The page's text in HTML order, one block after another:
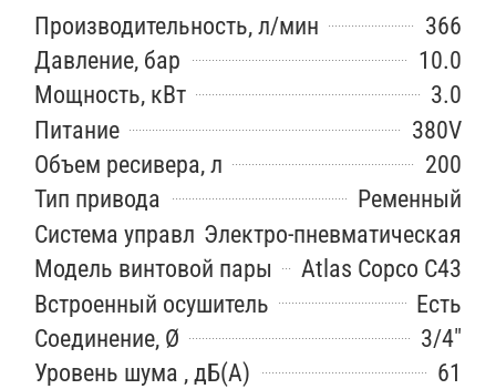
Производительность, л/мин
366
Давление, бар
10.0
Мощность, кВт
3.0
Питание
380V
Объем ресивера, л
200
Тип привода
Ременный
Система управленияЭлектро-пневматическая
Модель винтовой пары
Atlas Copco C43
Встроенный осушитель
Есть
Соединение, Ø
3/4″
Уровень шума , дБ(А)
61